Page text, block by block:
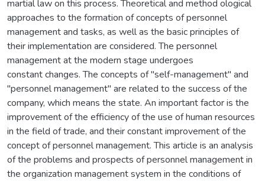
martial law on this process. Theoretical and method ological
approaches to the formation of concepts of personnel
management and tasks, as well as the basic principles of
their implementation are considered. The personnel
management at the modern stage undergoes
constant changes. The concepts of "self-management" and
"personnel management" are related to the success of the
company, which means the state. An important factor is the
improvement of the efficiency of the use of human resources
in the field of trade, and their constant improvement of the
concept of personnel management. This article is an analysis
of the problems and prospects of personnel management in
the organization management system in the conditions of